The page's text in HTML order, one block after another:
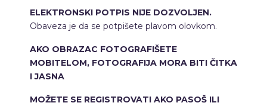
ELEKTRONSKI POTPIS NIJE DOZVOLJEN.
Obaveza je da se potpišete plavom olovkom.
AKO OBRAZAC FOTOGRAFIŠETE
MOBITELOM, FOTOGRAFIJA MORA BITI ČITKA
I JASNA
MOŽETE SE REGISTROVATI AKO PASOŠ ILI